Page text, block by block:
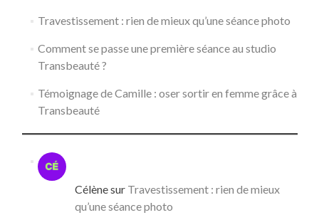
Travestissement : rien de mieux qu’une séance photo
Comment se passe une première séance au studio
Transbeauté ?
Témoignage de Camille : oser sortir en femme grâce à
Transbeauté
Célènesur Travestissement : rien de mieux
qu’une séance photo